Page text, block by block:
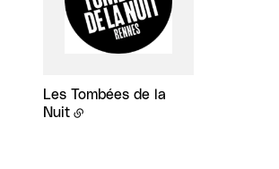
Les Tombées de la
Nuit